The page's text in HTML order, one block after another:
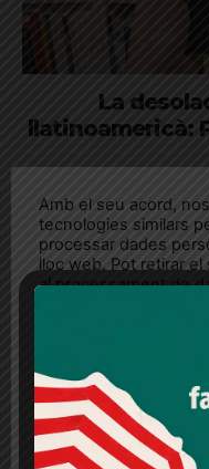
La
llatinoamericà:
radiografiar
Amb el seu acord,
tecnologies similars
processar dades
lloc web. Pot retirar
al processament de
legítims en
cookies" o a la
lloc web. Si cliques
Més informació